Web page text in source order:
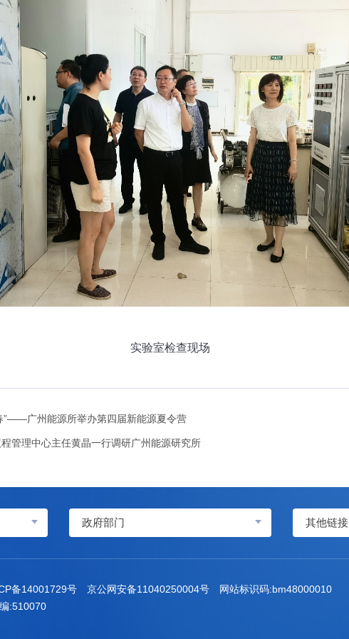
实验室检查现场
”——广州能源所举办第四届新能源夏令营
管理中心主任黄晶一行调研广州能源研究所
政府部门 其他链接
备14001729号 京公网安备11040250004号
网站标识码:bm48000010
:510070